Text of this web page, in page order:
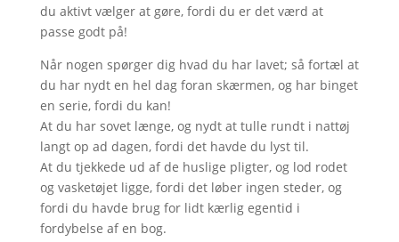
du aktivt vælger at gøre, fordi du er det værd at
passe godt på!
Når nogen spørger dig hvad du har lavet; så fortæl at
du har nydt en hel dag foran skærmen, og har binget
en serie, fordi du kan!
At du har sovet længe, og nydt at tulle rundt i nattøj
langt op ad dagen, fordi det havde du lyst til.
At du tjekkede ud af de huslige pligter, og lod rodet
og vasketøjet ligge, fordi det løber ingen steder, og
fordi du havde brug for lidt kærlig egentid i
fordybelse af en bog.